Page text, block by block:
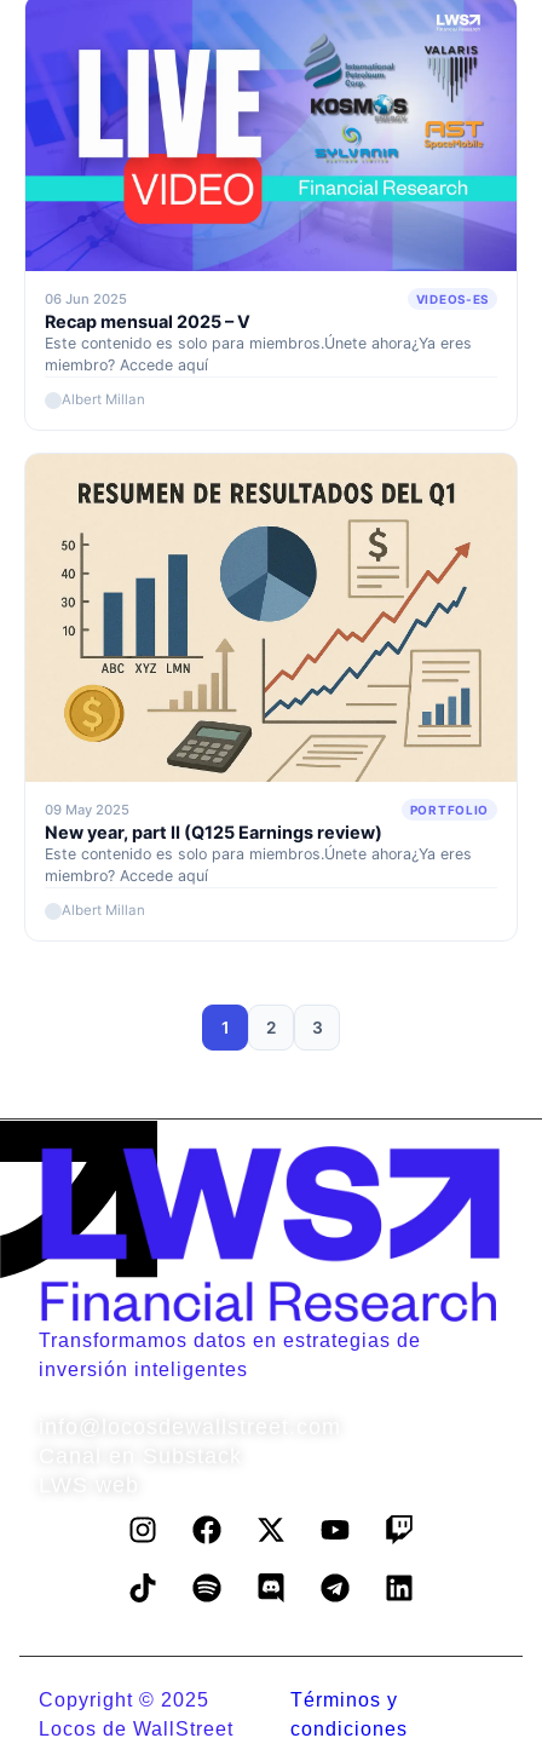
06 Jun 2025 VIDEOS-ES
Recap mensual 2025 – V
Este contenido es solo para miembros.Únete ahora¿Ya eres
miembro? Accede aquí
Albert Millan
09 May 2025 PORTFOLIO
New year, part II (Q125 Earnings review)
Este contenido es solo para miembros.Únete ahora¿Ya eres
miembro? Accede aquí
Albert Millan
1 2 3
Transformamos datos en estrategias de
inversión inteligentes
info@locosdewallstreet.com
Copyright © 2025
Locos de WallStreet
Términos y
condiciones